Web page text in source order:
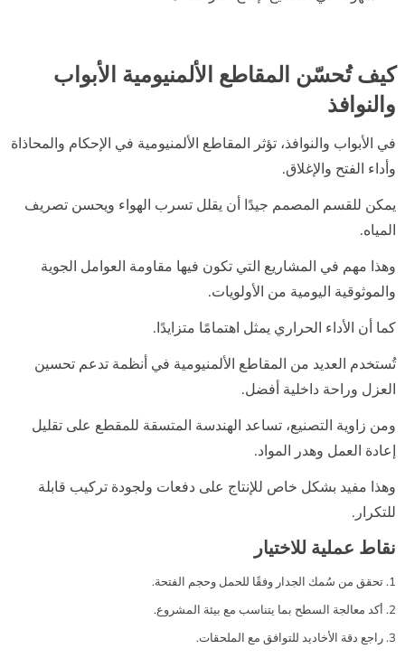
كيف تُحسّن المقاطع الألمنيومية الأبواب
والنوافذ
في الأبواب والنوافذ، تؤثر المقاطع الألمنيومية في الإحكام والمحاذاة
وأداء الفتح والإغلاق.
يمكن للقسم المصمم جيدًا أن يقلل تسرب الهواء ويحسن تصريف
المياه.
وهذا مهم في المشاريع التي تكون فيها مقاومة العوامل الجوية
والموثوقية اليومية من الأولويات.
كما أن الأداء الحراري يمثل اهتمامًا متزايدًا.
تُستخدم العديد من المقاطع الألمنيومية في أنظمة تدعم تحسين
العزل وراحة داخلية أفضل.
ومن زاوية التصنيع، تساعد الهندسة المتسقة للمقطع على تقليل
إعادة العمل وهدر المواد.
وهذا مفيد بشكل خاص للإنتاج على دفعات ولجودة تركيب قابلة
للتكرار.
نقاط عملية للاختيار
تحقق من سُمك الجدار وفقًا للحمل وحجم الفتحة.
أكد معالجة السطح بما يتناسب مع بيئة المشروع.
راجع دقة الأخاديد للتوافق مع الملحقات.